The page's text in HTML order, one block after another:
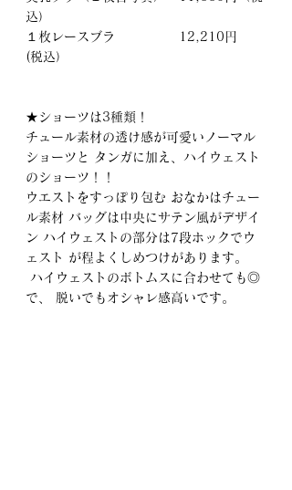
込）
１枚レースブラ　　　　　12,210円
(税込）
★ショーツは3種類！
チュール素材の透け感が可愛いノーマル
ショーツと タンガに加え、ハイウェスト
のショーツ！！
ウエストをすっぽり包む おなかはチュー
ル素材 バッグは中央にサテン風がデザイ
ン ハイウェストの部分は7段ホックでウ
ェスト が程よくしめつけがあります。
で、 脱いでもオシャレ感高いです。